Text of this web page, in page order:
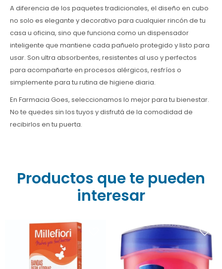
A diferencia de los paquetes tradicionales, el diseño en cubo
no solo es elegante y decorativo para cualquier rincón de tu
casa u oficina, sino que funciona como un dispensador
inteligente que mantiene cada pañuelo protegido y listo para
usar. Son ultra absorbentes, resistentes al uso y perfectos
para acompañarte en procesos alérgicos, resfríos o
simplemente para tu rutina de higiene diaria.
En Farmacia Goes, seleccionamos lo mejor para tu bienestar.
No te quedes sin los tuyos y disfrutá de la comodidad de
recibirlos en tu puerta.
Productos que te pueden
interesar
Banda Depilatoria Millefiori
Vaseline Labial Lip Therapy